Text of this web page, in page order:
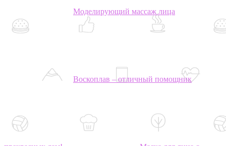
Моделирующий массаж лица
Воскоплав – отличный помощник